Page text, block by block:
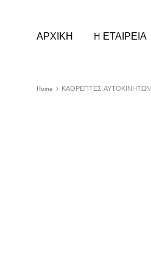
ΑΡΧΙΚΗ H ΕΤΑΙΡΕΙΑ
Home ΚΑΘΡΕΠΤΕΣ ΑΥΤΟΚΙΝΗΤΩΝ